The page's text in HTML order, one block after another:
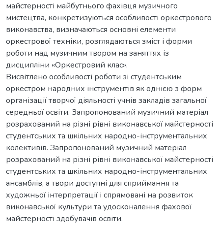
майстерності майбутнього фахівця музичного
мистецтва, конкретизуються особливості оркестрового
виконавства, визначаються основні елементи
оркестрової техніки, розглядаються зміст і форми
роботи над музичним твором на заняттях із
дисципліни «Оркестровий клас».
Висвітлено особливості роботи зі студентським
оркестром народних інструментів як однією з форм
організації творчої діяльності учнів закладів загальної
середньої освіти. Запропонований музичний матеріал
розрахований на різні рівні виконавської майстерності
студентських та шкільних народно-інструментальних
колективів. Запропонований музичний матеріал
розрахований на різні рівні виконавської майстерності
студентських та шкільних народно-інструментальних
ансамблів, а твори доступні для сприймання та
художньої інтерпретації і спрямовані на розвиток
виконавської культури та удосконалення фахової
майстерності здобувачів освіти.